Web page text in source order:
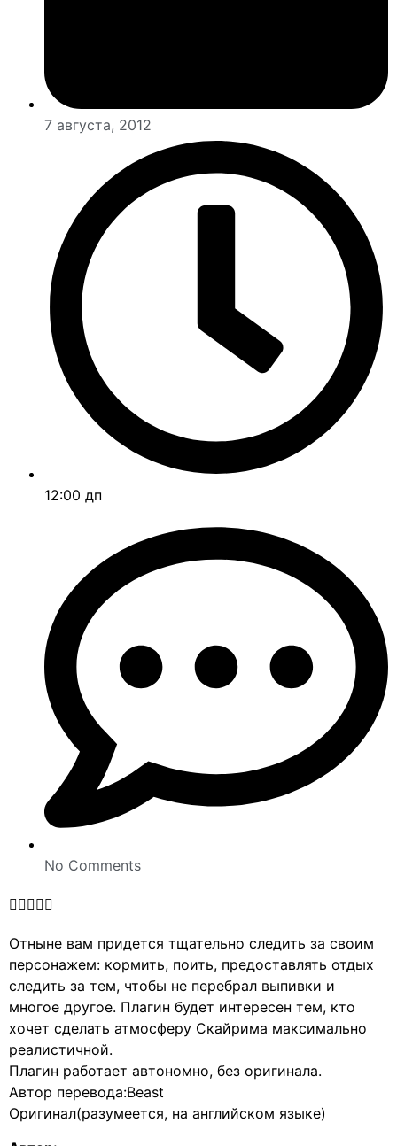
7 августа, 2012
12:00 дп
No Comments

Отныне вам придется тщательно следить за своим
персонажем: кормить, поить, предоставлять отдых
следить за тем, чтобы не перебрал выпивки и
многое другое. Плагин будет интересен тем, кто
хочет сделать атмосферу Скайрима максимально
реалистичной.
Плагин работает автономно, без оригинала.
Автор перевода:Beast
Оригинал(разумеется, на английском языке)